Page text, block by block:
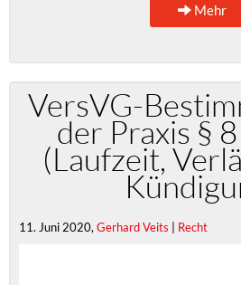
Mehr
VersVG-
der Praxis §
(Laufzeit,
11. Juni 2020, Gerhard Veits | Recht